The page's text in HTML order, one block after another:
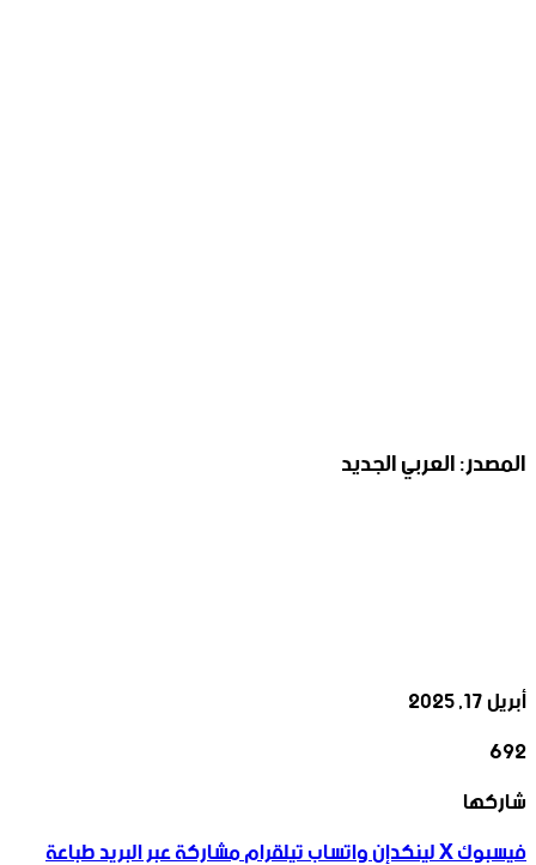
المصدر: العربي الجديد
أبريل 17, 2025
692
فيسبوك
‫X
لينكدإن
واتساب
تيلقرام
شاركها
فيسبوك‫Xلينكدإنواتسابتيلقراممشاركة عبر البريدطباعة